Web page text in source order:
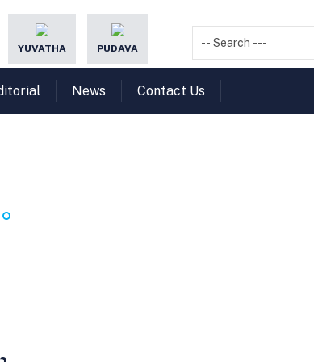
YUVATHA PUDAVA
News Contact Us